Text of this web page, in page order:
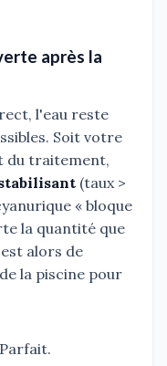
après la
l'eau reste
Soit votre
du traitement,
(taux >
« bloque
la quantité que
alors de
la piscine pour